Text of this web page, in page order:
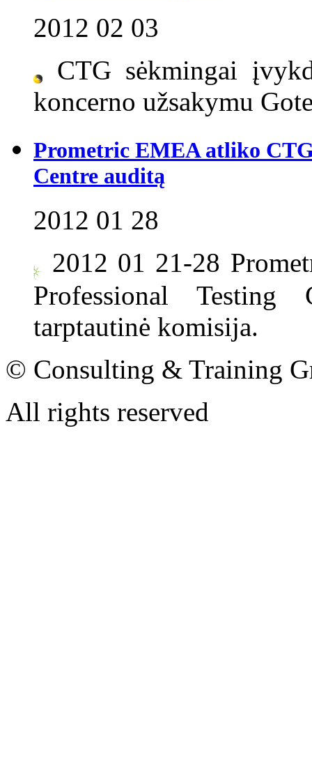
2012 02 03
CTG sėkmingai
koncerno užsakymu
Prometric EMEA atliko
Centre auditą
2012 01 28
2012 01 21-28
Professional
tarptautinė komisija.
© Consulting & Training
All rights reserved